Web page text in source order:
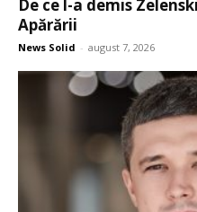
De ce l-a demis
Apărării
News Solid - august 7, 2026